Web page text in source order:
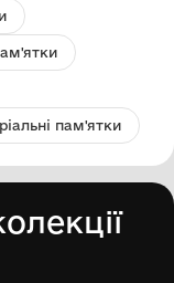
пам'ятки